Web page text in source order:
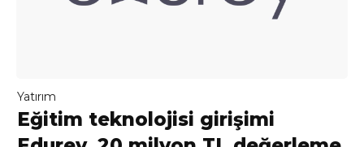
Yatırım
Eğitim teknolojisi girişimi